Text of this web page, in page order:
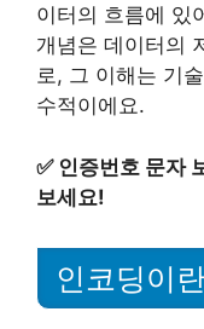
이터의 흐름에 있
개념은 데이터의
로, 그 이해는 기
수적이에요.
✅ 인증번호 문자
보세요!
인코딩이